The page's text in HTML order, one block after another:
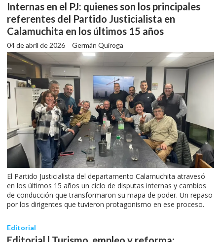
Internas en el PJ: quienes son los principales
referentes del Partido Justicialista en
Calamuchita en los últimos 15 años
Germán Quiroga
04 de abril de 2026
El Partido Justicialista del departamento Calamuchita atravesó
en los últimos 15 años un ciclo de disputas internas y cambios
de conducción que transformaron su mapa de poder. Un repaso
por los dirigentes que tuvieron protagonismo en ese proceso.
Editorial